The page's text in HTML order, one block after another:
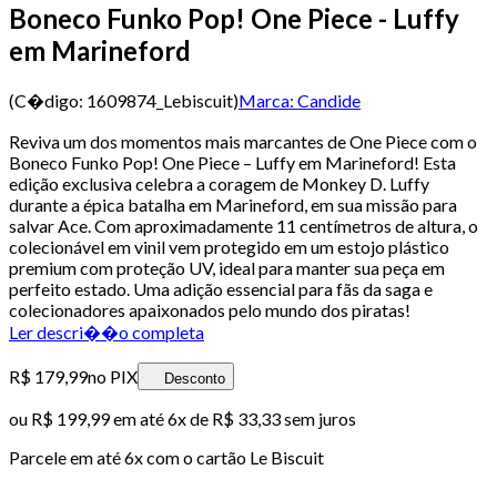
Boneco Funko Pop! One Piece - Luffy
em Marineford
(C�digo: 1609874_Lebiscuit)Marca: Candide
Reviva um dos momentos mais marcantes de One Piece com o
Boneco Funko Pop! One Piece – Luffy em Marineford! Esta
edição exclusiva celebra a coragem de Monkey D. Luffy
durante a épica batalha em Marineford, em sua missão para
salvar Ace. Com aproximadamente 11 centímetros de altura, o
colecionável em vinil vem protegido em um estojo plástico
premium com proteção UV, ideal para manter sua peça em
perfeito estado. Uma adição essencial para fãs da saga e
colecionadores apaixonados pelo mundo dos piratas!
Ler descri��o completa
R$ 179,99no PIX Desconto
ou R$ 199,99em até6x de R$ 33,33 sem juros
Parcele em até6x com o cartão Le Biscuit